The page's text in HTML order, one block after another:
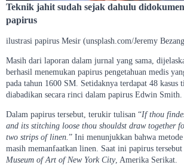
Teknik jahit sudah sejak dahulu
papirus
ilustrasi papirus Mesir (unsplash.com/Jeremy
Masih dari laporan dalam jurnal yang sama,
berhasil menemukan papirus pengetahuan medis
pada tahun 1600 SM. Setidaknya terdapat 48 kasus
diabadikan secara rinci dalam papirus Edwin Smith.
Dalam papirus tersebut, terukir tulisan “If thou
and its stitching loose thou shouldst draw together
two strips of linen. ” Ini menunjukkan bahwa
masih memanfaatkan linen. Saat ini papirus tersebut
Museum of Art of New York City, Amerika Serikat.